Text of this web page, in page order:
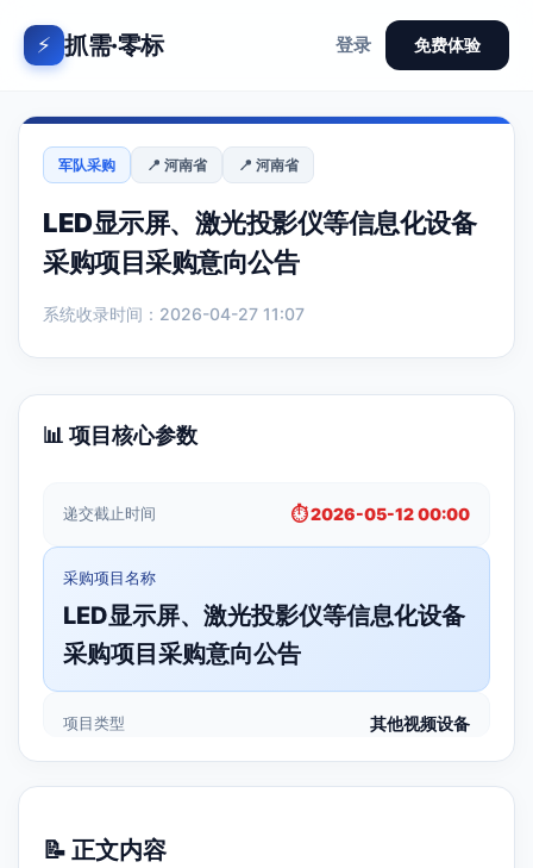
⚡ 抓需·零标 登录 免费体验
军队采购 📍 河南省 📍 河南省
LED显示屏、激光投影仪等信息化设备
采购项目采购意向公告
系统收录时间：2026-04-27 11:07
📊 项目核心参数
递交截止时间 ⏱️ 2026-05-12 00:00
采购项目名称
LED显示屏、激光投影仪等信息化设备
采购项目采购意向公告
项目类型 其他视频设备
📝 正文内容